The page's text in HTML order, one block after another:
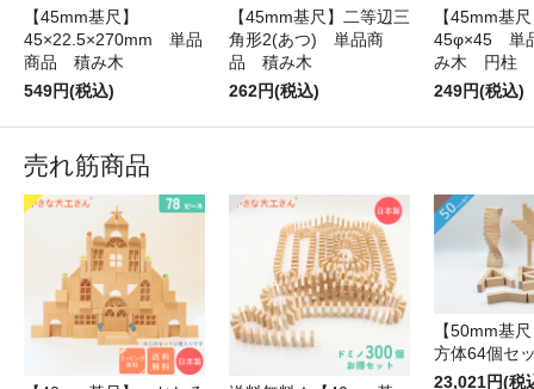
【45mm基尺】
45×22.5×270mm 単品
商品 積み木
549円(税込)
【45mm基尺】二等辺三
角形2(あつ) 単品商
品 積み木
262円(税込)
【45mm基
45φ×45 単
み木 円柱
249円(税込)
売れ筋商品
【50mm基
方体64個セ
23,021円(税